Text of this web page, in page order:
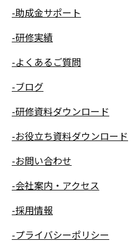
-助成金サポート
-研修実績
-よくあるご質問
-ブログ
-研修資料ダウンロード
-お役立ち資料ダウンロード
-お問い合わせ
-会社案内・アクセス
-採用情報
-プライバシーポリシー